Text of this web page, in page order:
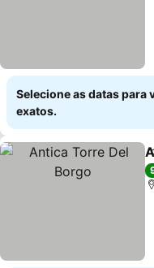
Selecione as datas para
exatos.